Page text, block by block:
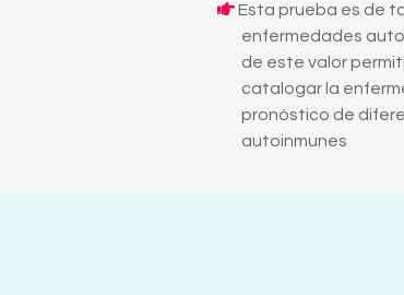
Esta prueba es de
enfermedades
de este valor
catalogar la
pronóstico de
autoinmunes